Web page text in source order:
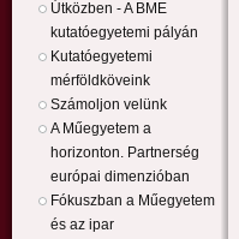
Útközben - A BME
kutatóegyetemi pályán
Kutatóegyetemi
mérföldköveink
Számoljon velünk
A Műegyetem a
horizonton. Partnerség
európai dimenzióban
Fókuszban a Műegyetem
és az ipar